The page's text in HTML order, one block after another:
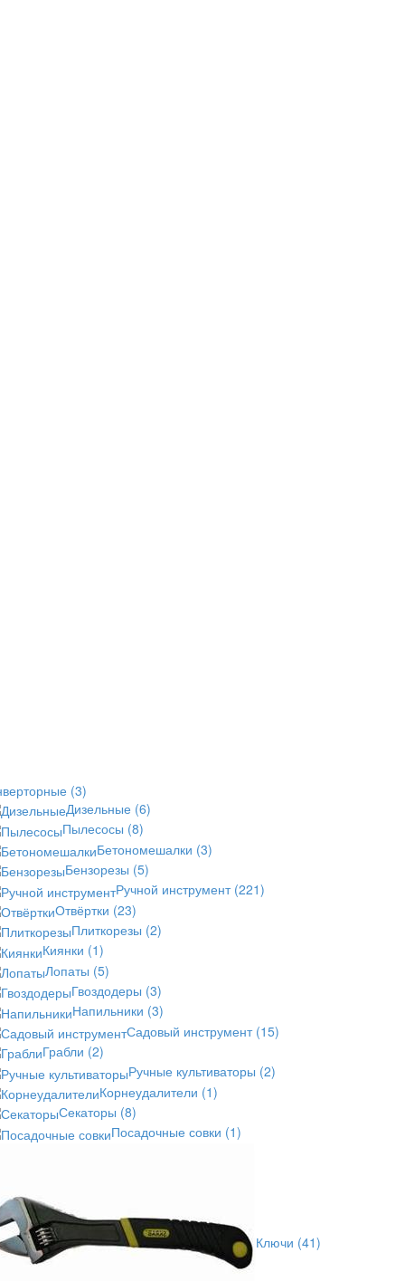
(3)
Дизельные (6)
Пылесосы (8)
Бетономешалки (3)
Бензорезы (5)
Ручной инструмент (221)
Отвёртки (23)
Плиткорезы (2)
Киянки (1)
Лопаты (5)
Гвоздодеры (3)
Напильники (3)
Садовый инструмент (15)
Грабли (2)
Ручные культиваторы (2)
Корнеудалители (1)
Секаторы (8)
Посадочные совки (1)
Ключи (41)